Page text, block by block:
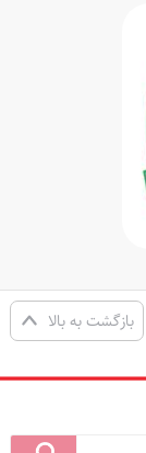
بازگشت به بالا